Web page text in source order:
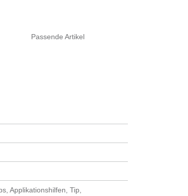
Passende Artikel
Applikationshilfen, Tip,